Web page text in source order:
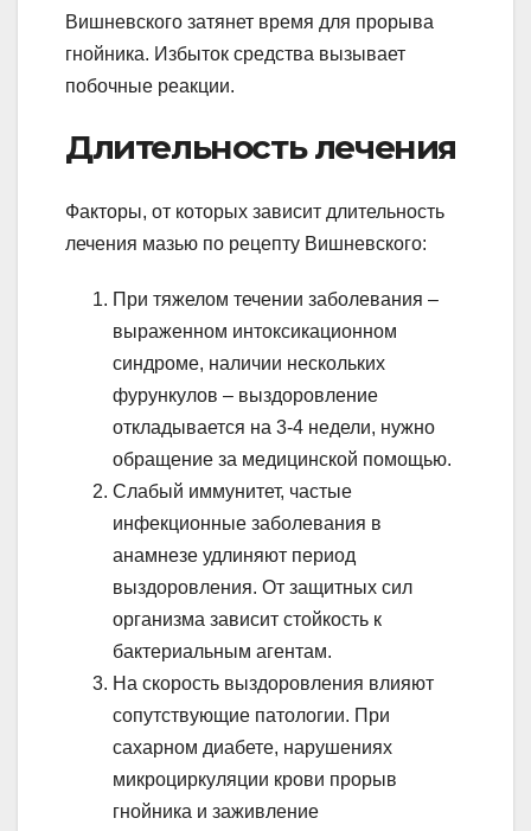
Вишневского затянет время для прорыва
гнойника. Избыток средства вызывает
побочные реакции.
Длительность лечения
Факторы, от которых зависит длительность
лечения мазью по рецепту Вишневского:
При тяжелом течении заболевания –
выраженном интоксикационном
синдроме, наличии нескольких
фурункулов – выздоровление
откладывается на 3-4 недели, нужно
обращение за медицинской помощью.
Слабый иммунитет, частые
инфекционные заболевания в
анамнезе удлиняют период
выздоровления. От защитных сил
организма зависит стойкость к
бактериальным агентам.
На скорость выздоровления влияют
сопутствующие патологии. При
сахарном диабете, нарушениях
микроциркуляции крови прорыв
гнойника и заживление